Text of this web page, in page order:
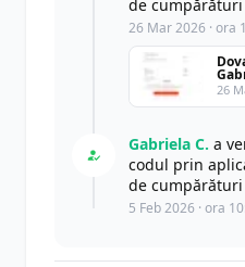
de cumpărături
26 Mar 2026 · ora
26
Gabriela C. a
codul prin
de cumpărături
5 Feb 2026 · ora